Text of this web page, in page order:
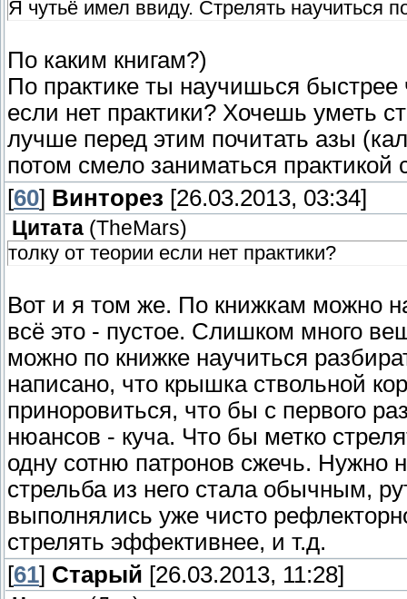
Я чутьё имел ввиду. Стрелять научиться
По каким книгам?)
По практике ты научишься быстрее
если нет практики? Хочешь уметь
лучше перед этим почитать азы
потом смело заниматься практикой
[60] Винторез [26.03.2013, 03:34]
Цитата (TheMars)
толку от теории если нет практики?
Вот и я том же. По книжкам можно
всё это - пустое. Слишком много
можно по книжке научиться
написано, что крышка ствольной
приноровиться, что бы с первого
нюансов - куча. Что бы метко
одну сотню патронов сжечь. Нужно
стрельба из него стала обычным,
выполнялись уже чисто
стрелять эффективнее, и т.д.
[61] Старый [26.03.2013, 11:28]